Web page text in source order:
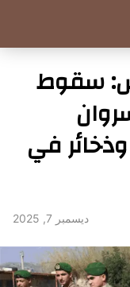
سقوط
في
ديسمبر 7, 2025